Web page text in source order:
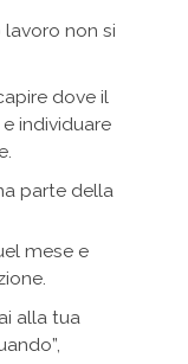
non si
dove il
individuare
parte della
mese e
alla tua